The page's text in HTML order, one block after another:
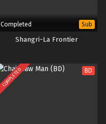
Completed Sub
Shangri-La Frontier
COMPLETED BD